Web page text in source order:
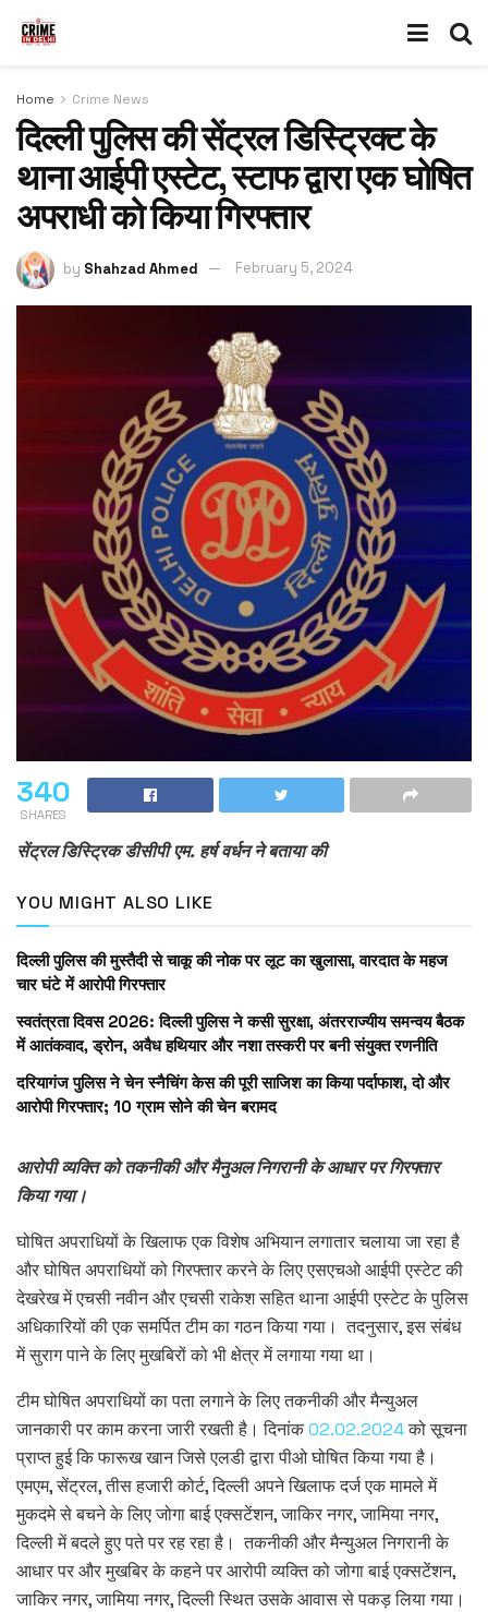
Home Crime News
दिल्ली पुलिस की सेंट्रल डिस्ट्रिक्ट के
थाना आईपी एस्टेट, स्टाफ द्वारा एक घोषित
अपराधी को किया गिरफ्तार
by Shahzad Ahmed February 5, 2024
340
SHARES
सेंट्रल डिस्ट्रिक डीसीपी एम. हर्ष वर्धन ने बताया की
YOU MIGHT ALSO LIKE
दिल्ली पुलिस की मुस्तैदी से चाकू की नोक पर लूट का खुलासा, वारदात के महज
चार घंटे में आरोपी गिरफ्तार
स्वतंत्रता दिवस 2026: दिल्ली पुलिस ने कसी सुरक्षा, अंतरराज्यीय समन्वय बैठक
में आतंकवाद, ड्रोन, अवैध हथियार और नशा तस्करी पर बनी संयुक्त रणनीति
दरियागंज पुलिस ने चेन स्नैचिंग केस की पूरी साजिश का किया पर्दाफाश, दो और
आरोपी गिरफ्तार; 10 ग्राम सोने की चेन बरामद
आरोपी व्यक्ति को तकनीकी और मैनुअल निगरानी के आधार पर गिरफ्तार
किया गया।
घोषित अपराधियों के खिलाफ एक विशेष अभियान लगातार चलाया जा रहा है
और घोषित अपराधियों को गिरफ्तार करने के लिए एसएचओ आईपी एस्टेट की
देखरेख में एचसी नवीन और एचसी राकेश सहित थाना आईपी एस्टेट के पुलिस
अधिकारियों की एक समर्पित टीम का गठन किया गया। तदनुसार, इस संबंध
में सुराग पाने के लिए मुखबिरों को भी क्षेत्र में लगाया गया था।
टीम घोषित अपराधियों का पता लगाने के लिए तकनीकी और मैन्युअल
जानकारी पर काम करना जारी रखती है। दिनांक02.02.2024को सूचना
प्राप्त हुई कि फारूख खान जिसे एलडी द्वारा पीओ घोषित किया गया है।
एमएम, सेंट्रल, तीस हजारी कोर्ट, दिल्ली अपने खिलाफ दर्ज एक मामले में
मुकदमे से बचने के लिए जोगा बाई एक्सटेंशन, जाकिर नगर, जामिया नगर,
दिल्ली में बदले हुए पते पर रह रहा है। तकनीकी और मैन्युअल निगरानी के
आधार पर और मुखबिर के कहने पर आरोपी व्यक्ति को जोगा बाई एक्सटेंशन,
जाकिर नगर, जामिया नगर, दिल्ली स्थित उसके आवास से पकड़ लिया गया।